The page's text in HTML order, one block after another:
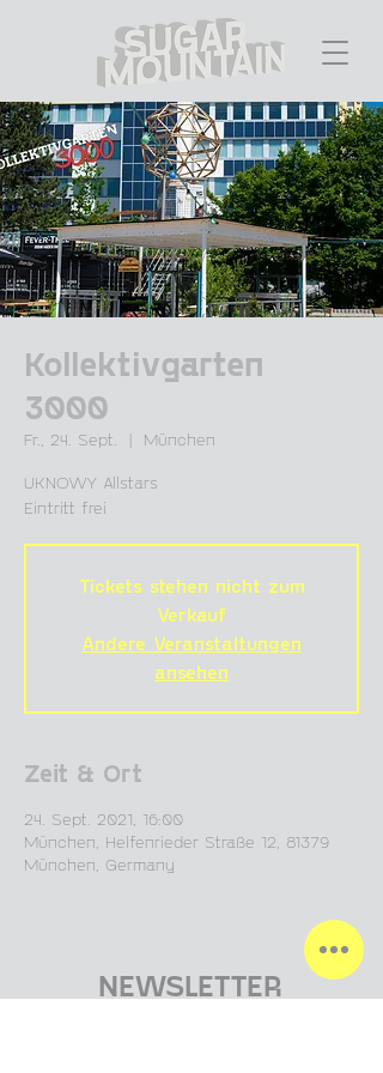
Kollektivgarten
3000
Fr., 24. Sept.
  |
München
UKNOWY Allstars
Eintritt frei
Tickets stehen nicht zum
Verkauf
Andere Veranstaltungen
ansehen
Zeit & Ort
24. Sept. 2021, 16:00
München, Helfenrieder Straße 12, 81379
München, Germany
NEWSLETTER